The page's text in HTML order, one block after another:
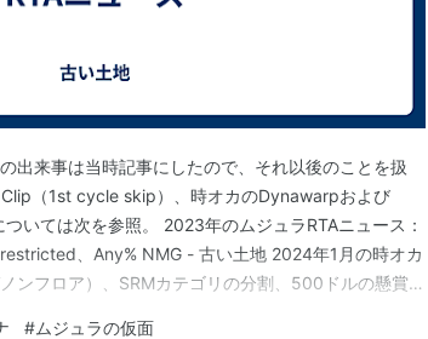
出来事は当時記事にしたので、それ以後のことを扱
（1st cycle skip）、時オカのDynawarpおよび
いては次を参照。 2023年のムジュラRTAニュース：
、Any% NMG - 古い土地 2024年1月の時オカ
ンフロア）、SRMカテゴリの分割、500ドルの懸賞金
#ムジュラの仮面